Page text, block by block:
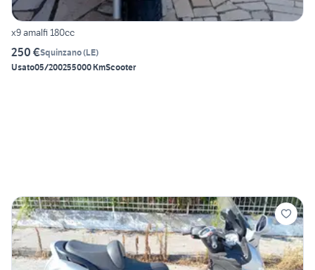
x9 amalfi 180cc
250 €Squinzano(LE)
Usato05/200255000 KmScooter